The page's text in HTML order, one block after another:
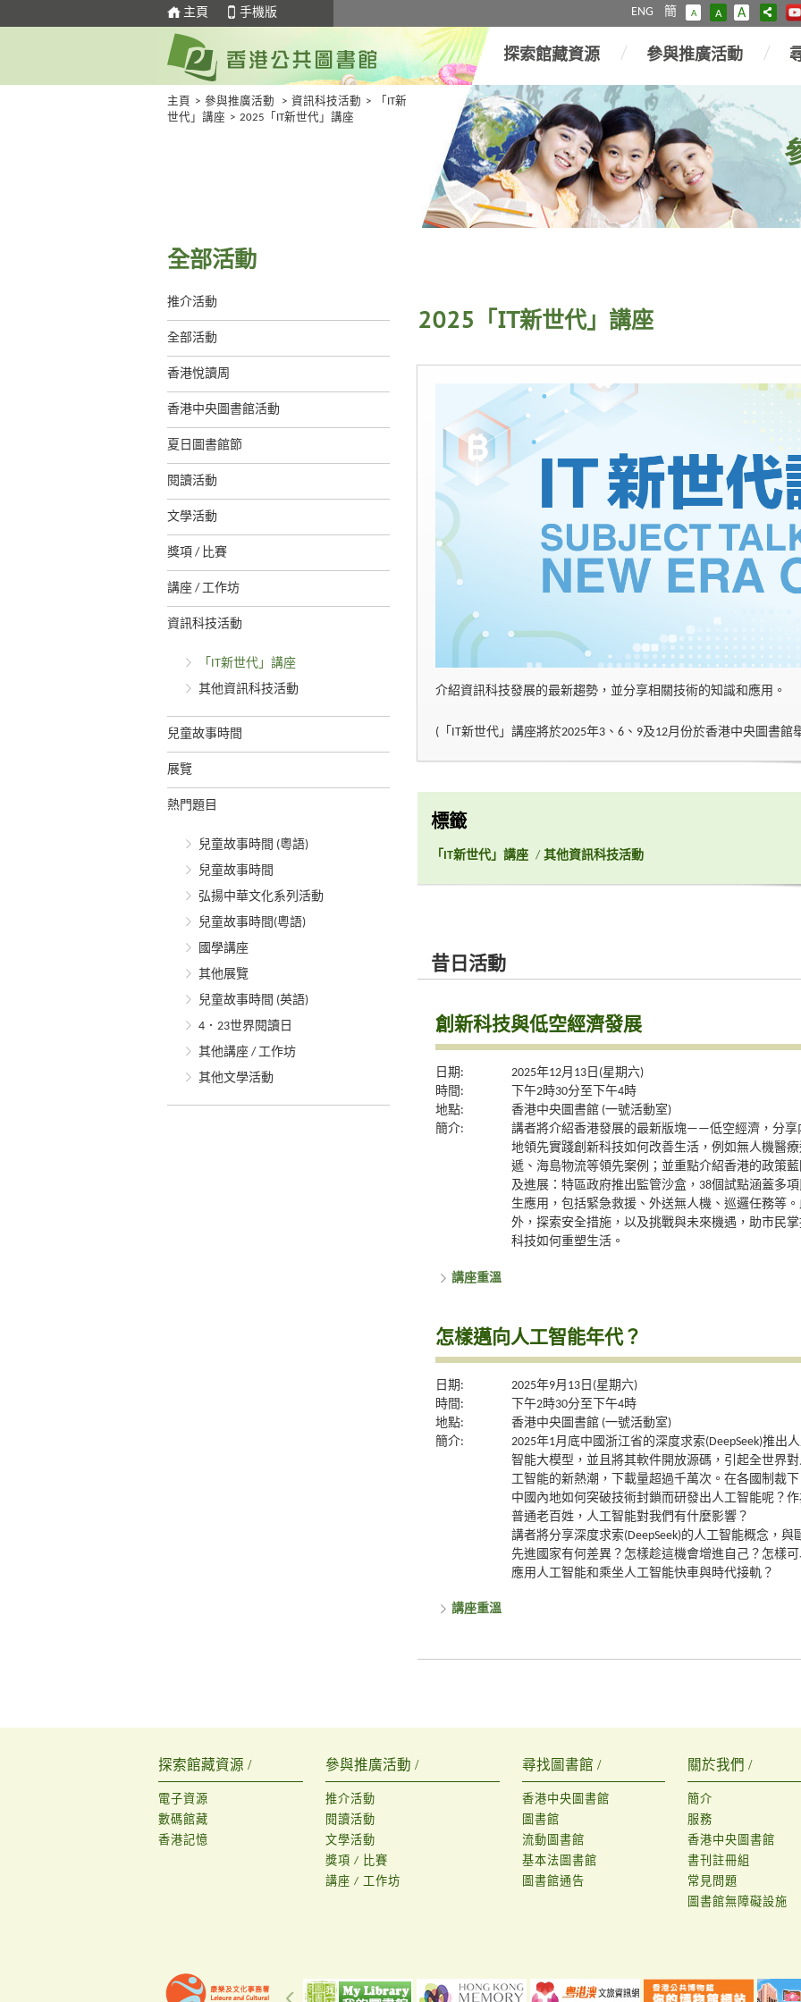
主頁 手機版 ENG 簡 A A A
探索館藏資源 參與推廣活動
主頁 > 參與推廣活動 > 資訊科技活動 >
「IT新
世代」講座 > 2025「IT新世代」講座
全部活動
推介活動
全部活動
香港悅讀周
香港中央圖書館活動
夏日圖書館節
閱讀活動
文學活動
獎項 / 比賽
講座 / 工作坊
資訊科技活動
「IT新世代」講座
其他資訊科技活動
兒童故事時間
展覽
熱門題目
兒童故事時間 (粵語)
兒童故事時間
弘揚中華文化系列活動
兒童故事時間(粵語)
國學講座
其他展覽
兒童故事時間 (英語)
4．23世界閱讀日
其他講座 / 工作坊
其他文學活動
2025「IT新世代」講座
介紹資訊科技發展的最新趨勢，並分享相關技術的知識和應用。
(「IT新世代」講座將於2025年3、6、9及12月份於香港中央圖書館
標籤
「IT新世代」講座 / 其他資訊科技活動
昔日活動
創新科技與低空經濟發展
日期:
2025年12月13日(星期六)
時間:
下午2時30分至下午4時
地點:
香港中央圖書館 (一號活動室)
簡介:
講者將介紹香港發展的最新版塊——低空經濟，分享
地領先實踐創新科技如何改善生活，例如無人機醫
遞、海島物流等領先案例；並重點介紹香港的政策
及進展：特區政府推出監管沙盒，38個試點涵蓋多
生應用，包括緊急救援、外送無人機、巡邏任務等
外，探索安全措施，以及挑戰與未來機遇，助市民
科技如何重塑生活。
講座重溫
怎樣邁向人工智能年代？
日期:
2025年9月13日(星期六)
時間:
下午2時30分至下午4時
地點:
香港中央圖書館 (一號活動室)
簡介:
2025年1月底中國浙江省的深度求索(DeepSeek)推出
智能大模型，並且將其軟件開放源碼，引起全世界
工智能的新熱潮，下載量超過千萬次。在各國制裁
中國內地如何突破技術封鎖而研發出人工智能呢？
普通老百姓，人工智能對我們有什麼影響？
講者將分享深度求索(DeepSeek)的人工智能概念，與
先進國家有何差異？怎樣趁這機會增進自己？怎樣
應用人工智能和乘坐人工智能快車與時代接軌？
講座重溫
探索館藏資源 /
電子資源
數碼館藏
香港記憶
參與推廣活動 /
推介活動
閱讀活動
文學活動
獎項 / 比賽
講座 / 工作坊
尋找圖書館 /
香港中央圖書館
圖書館
流動圖書館
基本法圖書館
圖書館通告
關於我們 /
簡介
服務
香港中央圖書館
書刊註冊組
常見問題
圖書館無障礙設施